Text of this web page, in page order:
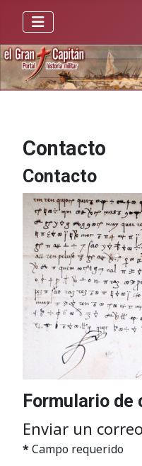
Contacto
Contacto
Formulario
Enviar un
*Campo requerido